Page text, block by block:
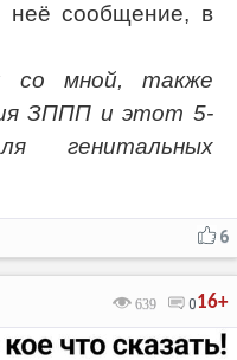
неё сообщение, в
со мной, также
ЗППП и этот 5-
генитальных
6
16+
639 0